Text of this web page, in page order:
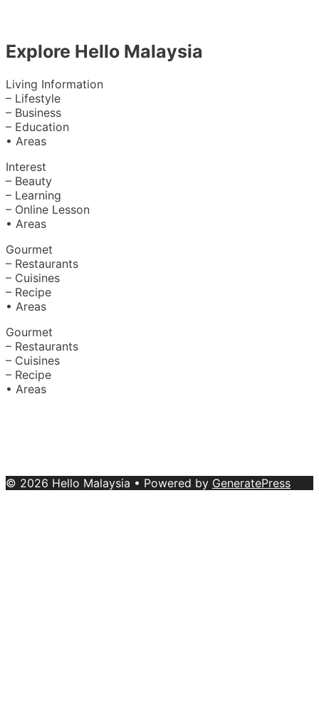
Explore Hello Malaysia
Living Information
– Lifestyle
– Business
– Education
• Areas
Interest
– Beauty
– Learning
– Online Lesson
• Areas
Gourmet
– Restaurants
– Cuisines
– Recipe
• Areas
Gourmet
– Restaurants
– Cuisines
– Recipe
• Areas
© 2026 Hello Malaysia • Powered by GeneratePress